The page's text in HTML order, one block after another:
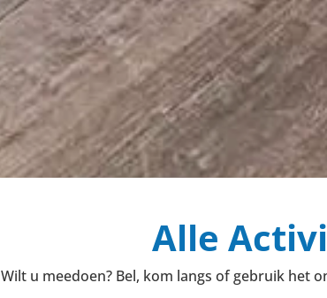
Alle
Wilt u meedoen? Bel, kom langs of gebruik het